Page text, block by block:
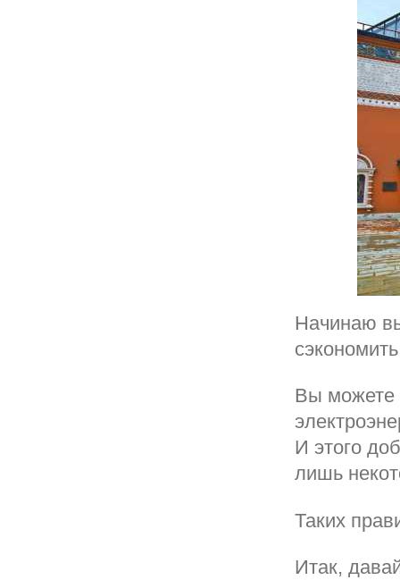
Начинаю
Вы можете
И этого
лишь
Таких
Итак,